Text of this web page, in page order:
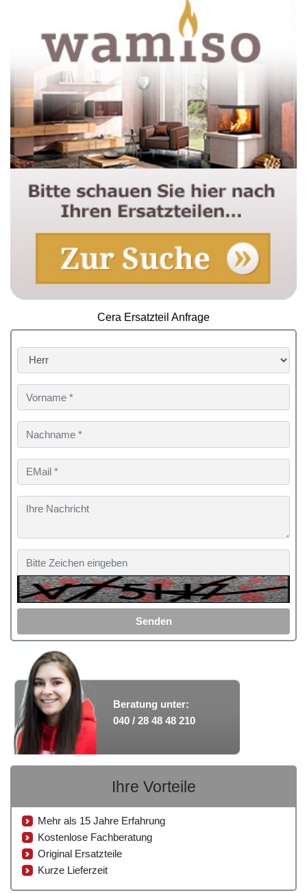
Cera Ersatzteil Anfrage
Senden
Beratung unter:
040 / 28 48 48 210
Ihre Vorteile
Mehr als 15 Jahre Erfahrung
Kostenlose Fachberatung
Original Ersatzteile
Kurze Lieferzeit